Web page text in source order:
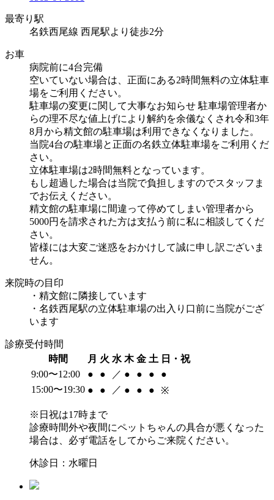
最寄り駅
名鉄西尾線 西尾駅より徒歩2分
お車
病院前に4台完備
空いていない場合は、正面にある2時間無料の立体駐車
場をご利用ください。
駐車場の変更に関して大事なお知らせ 駐車場管理者か
らの理不尽な値上げにより解約を余儀なくされ令和3年
8月から精文館の駐車場は利用できなくなりました。
当院4台の駐車場と正面の名鉄立体駐車場をご利用くだ
さい。
立体駐車場は2時間無料となっています。
もし超過した場合は当院で負担しますのでスタッフま
でお伝えください。
精文館の駐車場に間違って停めてしまい管理者から
5000円を請求された方は支払う前に私に相談してくだ
さい。
皆様には大変ご迷惑をおかけして誠に申し訳ございま
せん。
来院時の目印
・精文館に隣接しています
・名鉄西尾駅の立体駐車場の出入り口前に当院がござ
います
診療受付時間
時間
月 火 水 木 金 土 日・祝
9:00〜12:00
● ● ／ ● ● ●
●
15:00〜19:30 ● ● ／ ● ● ● ※
※日祝は17時まで
診療時間外や夜間にペットちゃんの具合が悪くなった
場合は、必ず電話をしてからご来院ください。
休診日：水曜日